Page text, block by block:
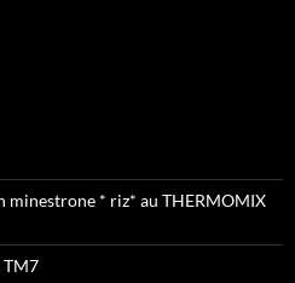
minestrone * riz* au THERMOMIX
TM7